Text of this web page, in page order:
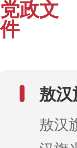
党政文
件
敖汉
管
敖汉旗